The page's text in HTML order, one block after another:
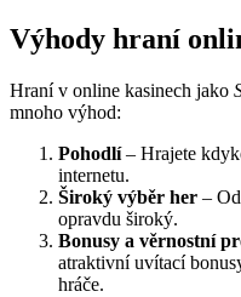
Výhody hraní
Hraní v online kasinech jako
mnoho výhod:
Pohodlí– Hrajete
internetu.
Široký výběr her –
opravdu široký.
Bonusy a věrnostní
atraktivní uvítací
hráče.